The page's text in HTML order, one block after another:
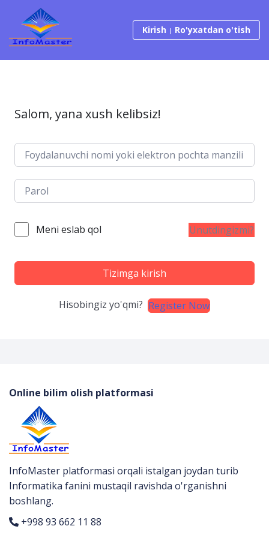
Tarkibga o‘tish
Kirish Ro'yxatdan o'tish
Salom, yana xush kelibsiz!
Meni eslab qol Unutdingizmi?
Tizimga kirish
Hisobingiz yo'qmi? Register Now
Online bilim olish platformasi
InfoMaster platformasi orqali istalgan joydan turib
Informatika fanini mustaqil ravishda o'rganishni
boshlang.
+998 93 662 11 88